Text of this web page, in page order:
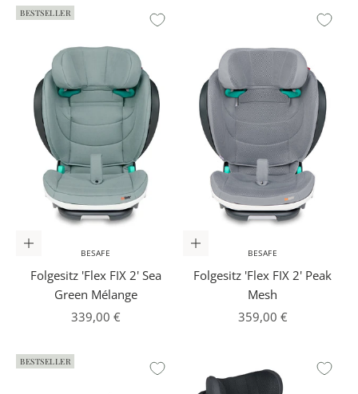
BESTSELLER
In den Warenkorb
BESAFE
Folgesitz 'Flex FIX 2' Sea
Green Mélange
Angebot
339,00 €
In den Warenkorb
BESAFE
Folgesitz 'Flex FIX 2' Peak
Mesh
Angebot
359,00 €
BESTSELLER